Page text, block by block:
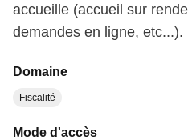
accueille (accueil sur
demandes en ligne, etc...).
Domaine
Fiscalité
Mode d'accès